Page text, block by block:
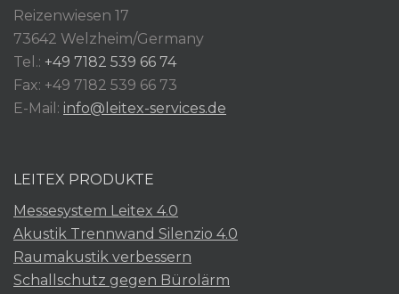
Reizenwiesen 17
73642 Welzheim/Germany
Tel.: +49 7182 539 66 74
Fax: +49 7182 539 66 73
E-Mail: info@leitex-services.de
LEITEX PRODUKTE
Messesystem Leitex 4.0
Akustik Trennwand Silenzio 4.0
Raumakustik verbessern
Schallschutz gegen Bürolärm